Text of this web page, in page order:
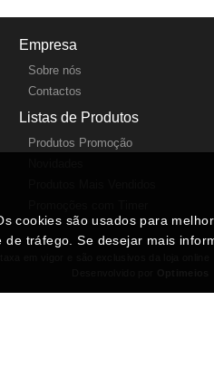
Empresa
Sobre nós
Contactos
Listas de Produtos
Produtos Promoção
cookies são usados para
tráfego. Se desejar mais